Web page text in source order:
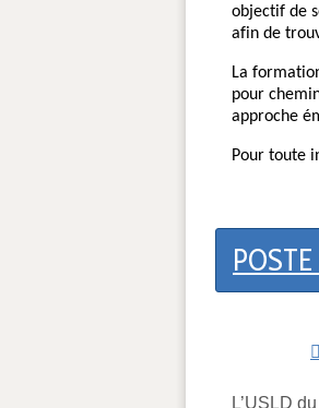
objectif de
afin de
La
pour
approche
Pour toute
L’USLD